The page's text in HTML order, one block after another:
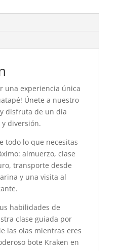
una experiencia única
Únete a nuestro
disfruta de un día
diversión.
todo lo que necesitas
almuerzo, clase
transporte desde
y una visita al
habilidades de
clase guiada por
las olas mientras eres
bote Kraken en